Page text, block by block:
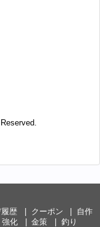
歴 クーポン
自作
強化 金策 釣り